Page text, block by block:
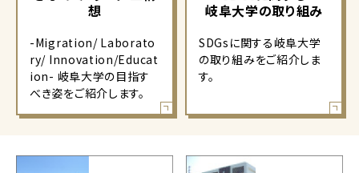
想
-Migration/ Laborato
ry/ Innovation/Educat
ion- 岐阜大学の目指す
べき姿をご紹介します。
岐阜大学の取り組み
SDGsに関する岐阜大学
の取り組みをご紹介しま
す。